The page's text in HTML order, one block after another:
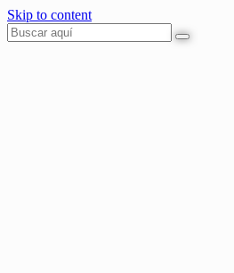
Skip to content